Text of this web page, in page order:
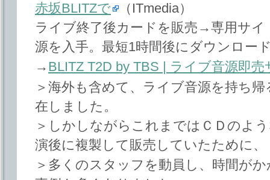
赤坂BLITZで
（ITmedia）
ライブ終了後カードを販売→専用サ
源を入手。最短1時間後にダウンロー
→ BLITZ T2D by TBS | ライブ音源即売
＞海外も含めて、ライブ音源を持ち
在しました。
＞しかしながらこれまではＣＤのよ
演後に複製して販売していたために、
＞多くのスタッフを動員し、時間が